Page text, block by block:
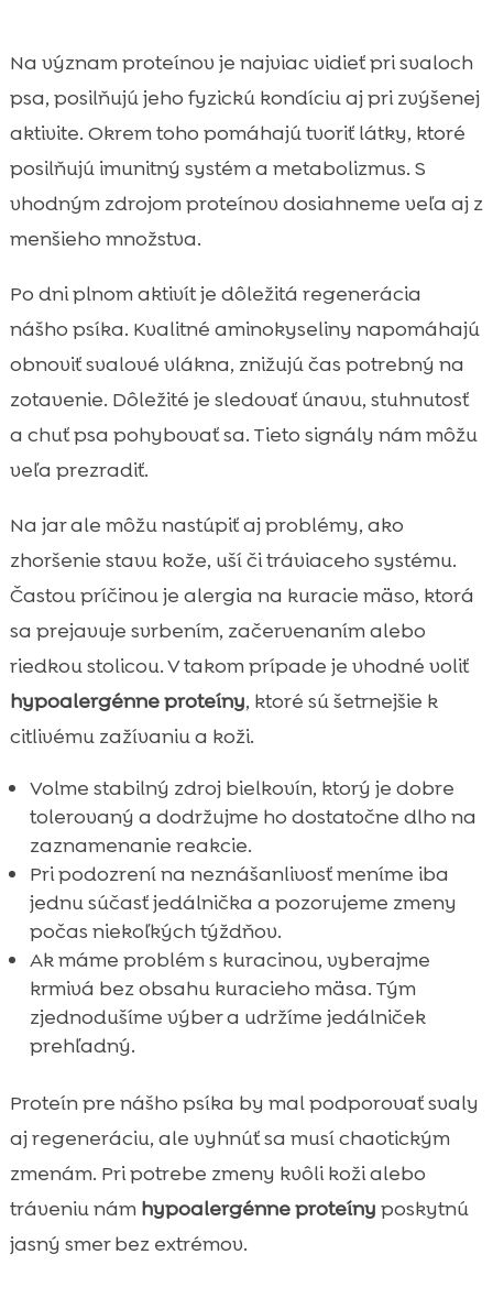
Na význam proteínov je najviac vidieť pri svaloch
psa, posilňujú jeho fyzickú kondíciu aj pri zvýšenej
aktivite. Okrem toho pomáhajú tvoriť látky, ktoré
posilňujú imunitný systém a metabolizmus. S
vhodným zdrojom proteínov dosiahneme veľa aj z
menšieho množstva.
Po dni plnom aktivít je dôležitá regenerácia
nášho psíka. Kvalitné aminokyseliny napomáhajú
obnoviť svalové vlákna, znižujú čas potrebný na
zotavenie. Dôležité je sledovať únavu, stuhnutosť
a chuť psa pohybovať sa. Tieto signály nám môžu
veľa prezradiť.
Na jar ale môžu nastúpiť aj problémy, ako
zhoršenie stavu kože, uší či tráviaceho systému.
Častou príčinou je alergia na kuracie mäso, ktorá
sa prejavuje svrbením, začervenaním alebo
riedkou stolicou. V takom prípade je vhodné voliť
hypoalergénne proteíny, ktoré sú šetrnejšie k
citlivému zažívaniu a koži.
Volme stabilný zdroj bielkovín, ktorý je dobre
tolerovaný a dodržujme ho dostatočne dlho na
zaznamenanie reakcie.
Pri podozrení na neznášanlivosť meníme iba
jednu súčasť jedálnička a pozorujeme zmeny
počas niekoľkých týždňov.
Ak máme problém s kuracinou, vyberajme
krmivá bez obsahu kuracieho mäsa. Tým
zjednodušíme výber a udržíme jedálniček
prehľadný.
Proteín pre nášho psíka by mal podporovať svaly
aj regeneráciu, ale vyhnúť sa musí chaotickým
zmenám. Pri potrebe zmeny kvôli koži alebo
tráveniu nám hypoalergénne proteíny poskytnú
jasný smer bez extrémov.